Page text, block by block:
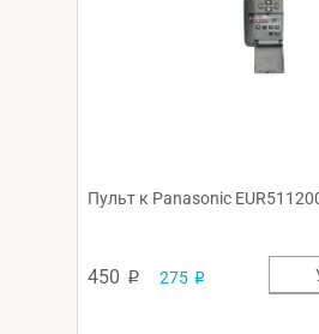
Пульт к Panasonic
450 p 275 p